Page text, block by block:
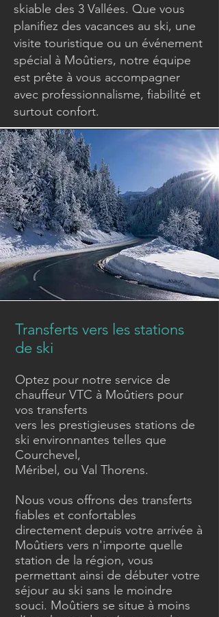
skiable des 3 Vallées. Que vous
planifiez des vacances au ski, une
visite touristique ou un événement
spécial à Moûtiers, notre équipe
est prête à vous accompagner
avec professionnalisme, fiabilité et
surtout confort.
Transferts vers les stations
de ski
Optez pour notre service de
chauffeur VTC à Moûtiers pour
vos transferts
vers les prestigieuses stations de
ski environnantes telles que
Courchevel,
Méribel, ou Val Thorens.
Nous vous offrons des transferts
fiables et confortables
directement depuis votre arrivée à
Moûtiers vers n'importe quelle
station de la région, vous
permettant ainsi de débuter votre
séjour au ski sans le moindre
souci. Moûtiers se situe à moins